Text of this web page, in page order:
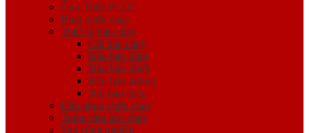
Ống Thép PCCC
Bình chữa cháy
Thiết bị báo cháy
Còi báo cháy
Đầu báo khói
Đầu báo nhiệt
Đèn báo phòng
Nút báo cháy
Đầu phun chữa cháy
Trung tâm báo cháy
Van công nghiệp